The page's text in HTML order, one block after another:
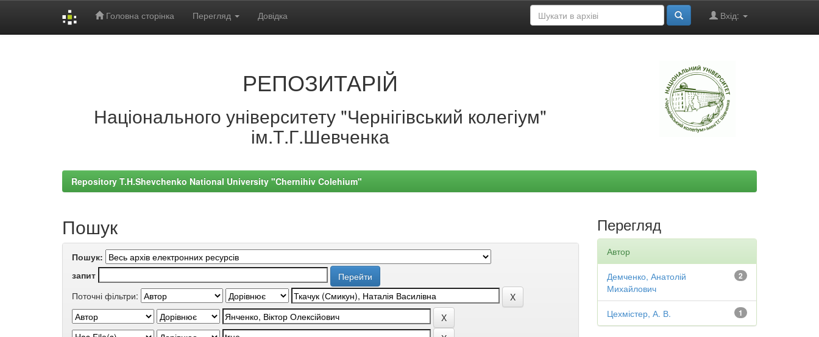
Головна сторінка Перегляд Довідка Вхід:
РЕПОЗИТАРІЙ
Національного університету "Чернігівський колегіум"
ім.Т.Г.Шевченка
Repository T.H.Shevchenko National University "Chernihiv Colehium"
Пошук
Пошук:
запит
Поточні фільтри:
Перегляд
Автор
2
Демченко, Анатолій
Михайлович
1
Цехмістер, А. В.